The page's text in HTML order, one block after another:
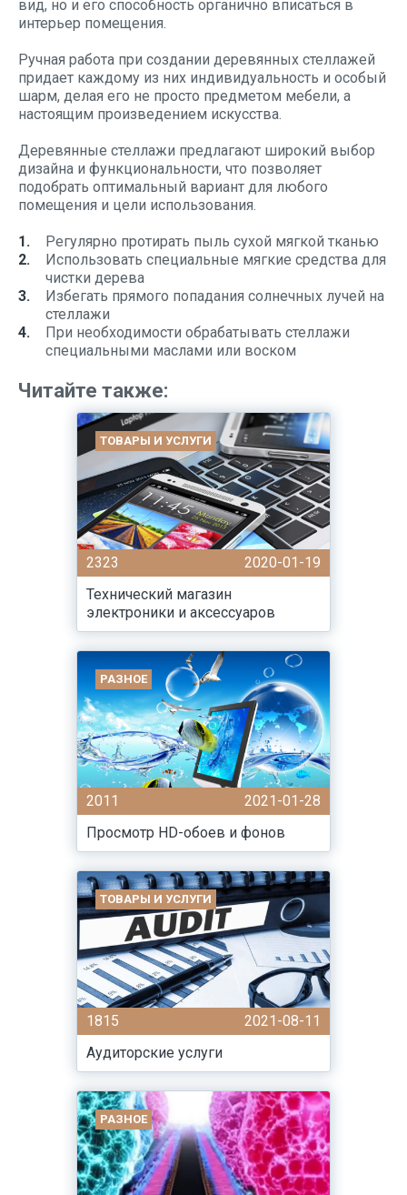
вид, но и его способность органично вписаться в
интерьер помещения.
Ручная работа при создании деревянных стеллажей
придает каждому из них индивидуальность и особый
шарм, делая его не просто предметом мебели, а
настоящим произведением искусства.
Деревянные стеллажи предлагают широкий выбор
дизайна и функциональности, что позволяет
подобрать оптимальный вариант для любого
помещения и цели использования.
Регулярно протирать пыль сухой мягкой тканью
Использовать специальные мягкие средства для
чистки дерева
Избегать прямого попадания солнечных лучей на
стеллажи
При необходимости обрабатывать стеллажи
специальными маслами или воском
Читайте также:
ТОВАРЫ И УСЛУГИ
2323
2020-01-19
Технический магазин
электроники и аксессуаров
РАЗНОЕ
2011
2021-01-28
Просмотр HD-обоев и фонов
ТОВАРЫ И УСЛУГИ
1815
2021-08-11
Аудиторские услуги
РАЗНОЕ